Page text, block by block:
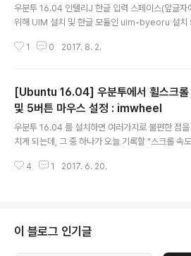
byeoru 설치
우분투 16.04 인텔리J 한글 입력 스페이스(앞글자
위해 UIM 설치 및 한글 모듈인 uim-byeoru 설
설치 후 시스템 설정 > 언어 지원 에서 “키보드
으로 변경 로그아웃 및 다시 로그인하여 Super 키
“입력기”가 보이는데 ..
1 0 2017. 8. 2.
[Ubuntu 16.04] 우분투에서 휠스크롤
및 5버튼 마우스 설정 : imwheel
우분투 16.04 를 설치하면 여러가지로 불편한 점
치게 되는데, 그 중 하나가 오늘 기록할 "스크롤 속
받은 5버튼 마우스(DPI 까지 하면 6버튼...)를 써보
공하는 기본 설정으로는 포인터 속도, 더블 클릭 속도
밖에 설정하지 못한다. 그리하여 친절한
4 1 2017. 6. 20.
이 블로그 인기글